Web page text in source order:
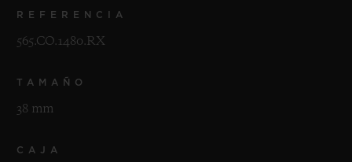
REFERENCIA
565.CO.1480.RX
TAMAÑO
38 mm
CAJA